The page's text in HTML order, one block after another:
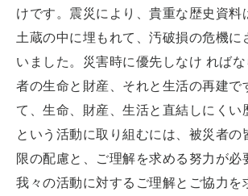
けです。震災により、貴重な歴史資料
土蔵の中に埋もれて、汚破損の危機に
いました。災害時に優先しなけ れば
者の生命と財産、それと生活の再建で
て、生命、財産、生活と直結しにくい
という活動に取り組むには、被災者の
限の配慮と、ご理解を求める努力が必
我々の活動に対するご理解とご協力を